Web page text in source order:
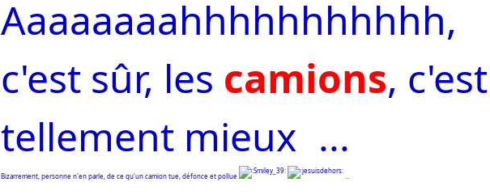
Aaaaaaaahhhhhhhhhhh,
c'est sûr, les camions, c'est
tellement mieux ...
Bizarrement, personne n'en parle, de ce qu'un camion tue, défonce et pollue